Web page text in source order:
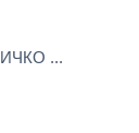
...